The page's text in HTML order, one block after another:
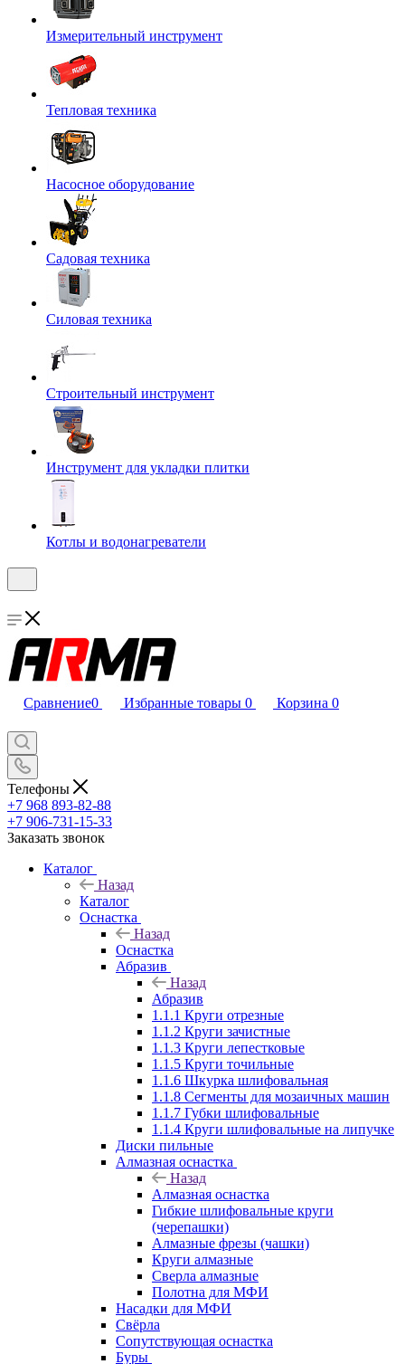
Измерительный инструмент
Тепловая техника
Насосное оборудование
Садовая техника
Силовая техника
Строительный инструмент
Инструмент для укладки плитки
Котлы и водонагреватели
Сравнение0 Избранные товары 0 Корзина 0
Телефоны
+7 968 893-82-88
+7 906-731-15-33
Заказать звонок
Каталог
Назад
Каталог
Оснастка
Назад
Оснастка
Абразив
Назад
Абразив
1.1.1 Круги отрезные
1.1.2 Круги зачистные
1.1.3 Круги лепестковые
1.1.5 Круги точильные
1.1.6 Шкурка шлифовальная
1.1.8 Сегменты для мозаичных машин
1.1.7 Губки шлифовальные
1.1.4 Круги шлифовальные на липучке
Диски пильные
Алмазная оснастка
Назад
Алмазная оснастка
Гибкие шлифовальные круги
(черепашки)
Алмазные фрезы (чашки)
Круги алмазные
Сверла алмазные
Полотна для МФИ
Насадки для МФИ
Свёрла
Сопутствующая оснастка
Буры